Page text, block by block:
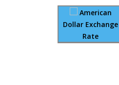
American
Dollar Exchange
Rate